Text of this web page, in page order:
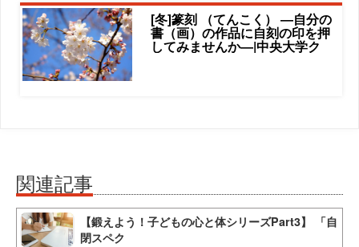
[冬]篆刻 （てんこく） ―自分の
書（画）の作品に自刻の印を押
してみませんか―|中央大学ク
関連記事
【鍛えよう！子どもの心と体シリーズPart3】 「自
閉スペク